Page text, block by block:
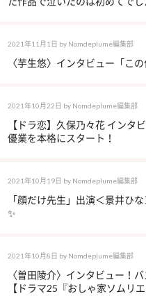
2021年11月1日 by Nomdeplume編集部
〈芋生悠〉インタビュー「こ
2021年10月22日 by Nomdeplume編集部
【ドラ恋】久保乃々花 インタ
優業を本格にスタート！
2021年10月19日 by Nomdeplume編集部
「顔だけ先生」出演＜景井ひ
✨
2021年10月8日 by Nomdeplume編集部
〈曽田陵介〉インタビュー！
【ドラマ25『おしゃ家ソムリ